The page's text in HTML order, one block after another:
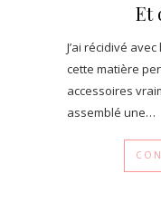
Et
J’ai récidivé
cette matière
accessoires
assemblé une…